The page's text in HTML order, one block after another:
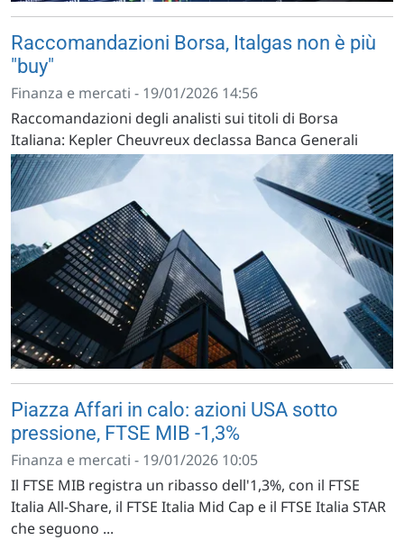
Raccomandazioni Borsa, Italgas non è più
"buy"
Finanza e mercati - 19/01/2026 14:56
Raccomandazioni degli analisti sui titoli di Borsa
Italiana: Kepler Cheuvreux declassa Banca Generali
Piazza Affari in calo: azioni USA sotto
pressione, FTSE MIB -1,3%
Finanza e mercati - 19/01/2026 10:05
Il FTSE MIB registra un ribasso dell'1,3%, con il FTSE
Italia All-Share, il FTSE Italia Mid Cap e il FTSE Italia STAR
che seguono ...